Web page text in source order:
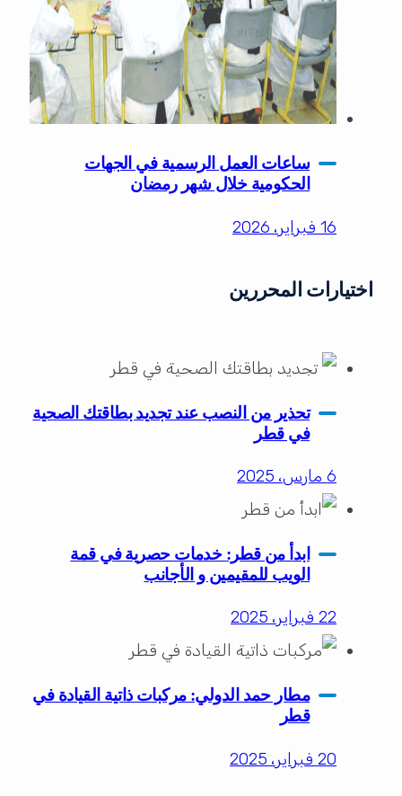
ساعات العمل الرسمية في الجهات
الحكومية خلال شهر رمضان
16 فبراير، 2026
اختيارات المحررين
تحذير من النصب عند تجديد بطاقتك الصحية
في قطر
6 مارس، 2025
ابدأ من قطر: خدمات حصرية في قمة
الويب للمقيمين و الأجانب
22 فبراير، 2025
مطار حمد الدولي: مركبات ذاتية القيادة في
قطر
20 فبراير، 2025